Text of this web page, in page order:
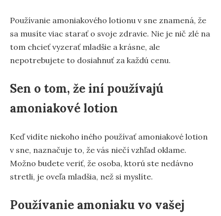
Používanie amoniakového lotionu v sne znamená, že
sa musíte viac starať o svoje zdravie. Nie je nič zlé na
tom chcieť vyzerať mladšie a krásne, ale
nepotrebujete to dosiahnuť za každú cenu.
Sen o tom, že iní používajú
amoniakové lotion
Keď vidíte niekoho iného používať amoniakové lotion
v sne, naznačuje to, že vás niečí vzhľad oklame.
Možno budete veriť, že osoba, ktorú ste nedávno
stretli, je oveľa mladšia, než si myslíte.
Používanie amoniaku vo vašej